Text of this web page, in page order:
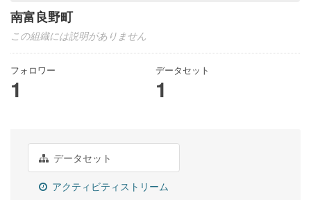
南富良野町
この組織には説明がありません
フォロワー
1
データセット
1
データセット
アクティビティストリーム